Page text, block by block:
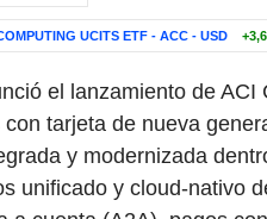
UCITS ETF - ACC - USD
el lanzamiento de ACI
tarjeta de nueva
y modernizada
unificado y cloud-nativo